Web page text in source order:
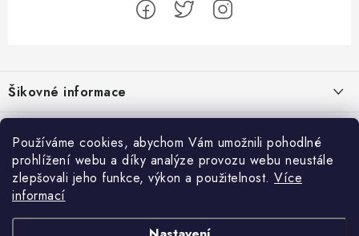
Používáme cookies, abychom Vám umožnili pohodlné
prohlížení webu a díky analýze provozu webu neustále
zlepšovali jeho funkce, výkon a použitelnost. Více
informací
á
p
a
Šikovné informace
Ceník dopravy
Moje objednávka
Jak vyměnit nebo vrátit zboží
Jak reklamovat
Běžecké zajímavosti
Bolest holeně nemusí znamenat zánět okostice
Jak běhat s rychlejším parťákem
Přijímáme online platby
Facebook